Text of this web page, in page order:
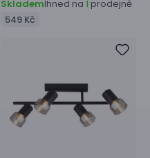
SklademIhned na 1 prodejně
549 Kč